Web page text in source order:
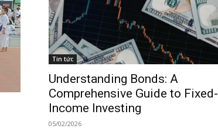
Tin tức
Understanding Bonds: A
Comprehensive Guide to Fixed-
Income Investing
05/02/2026